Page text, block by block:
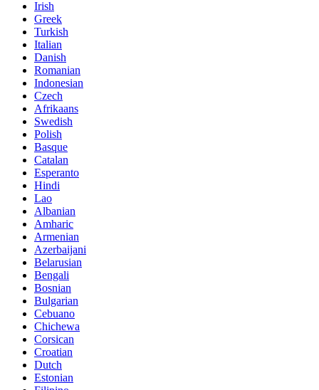
Irish
Greek
Turkish
Italian
Danish
Romanian
Indonesian
Czech
Afrikaans
Swedish
Polish
Basque
Catalan
Esperanto
Hindi
Lao
Albanian
Amharic
Armenian
Azerbaijani
Belarusian
Bengali
Bosnian
Bulgarian
Cebuano
Chichewa
Corsican
Croatian
Dutch
Estonian